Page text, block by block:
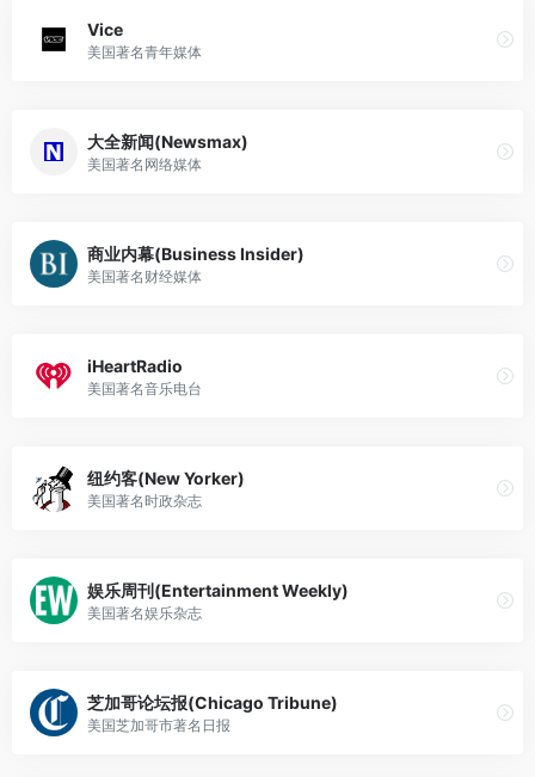
Vice
美国著名青年媒体
大全新闻(Newsmax)
美国著名网络媒体
商业内幕(Business Insider)
美国著名财经媒体
iHeartRadio
美国著名音乐电台
纽约客(New Yorker)
美国著名时政杂志
娱乐周刊(Entertainment Weekly)
美国著名娱乐杂志
芝加哥论坛报(Chicago Tribune)
美国芝加哥市著名日报